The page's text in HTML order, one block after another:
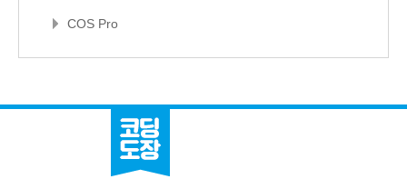
COS Pro